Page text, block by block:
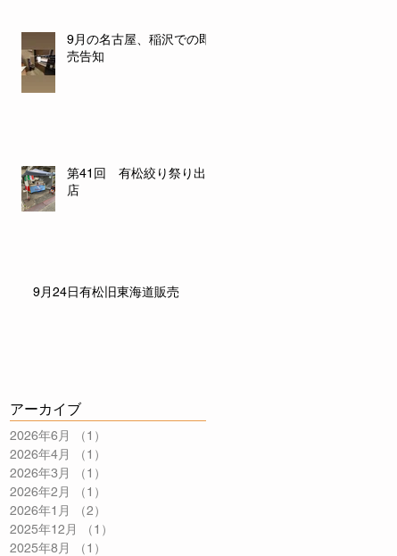
9月の名古屋、稲沢での即
売告知
第41回 有松絞り祭り出
店
9月24日有松旧東海道販売
アーカイブ
2026年6月 （1）
2026年4月
（1）
2026年3月
（1）
2026年2月
（1）
2026年1月
（2）
2025年12月
（1）
2025年8月
（1）